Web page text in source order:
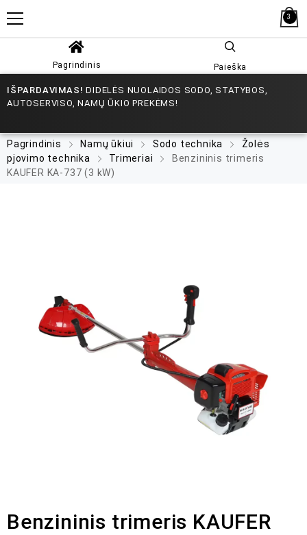
3
Pagrindinis Paieška
IŠPARDAVIMAS! DIDELĖS NUOLAIDOS SODO, STATYBOS,
AUTOSERVISO, NAMŲ ŪKIO PREKĖMS!
Pagrindinis Namų ūkiui Sodo technika
Žolės
pjovimo technika
Trimeriai
Benzininis trimeris
KAUFER KA-737 (3 kW)
Benzininis trimeris KAUFER